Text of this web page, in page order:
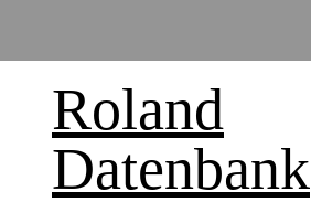
Roland
Datenbank